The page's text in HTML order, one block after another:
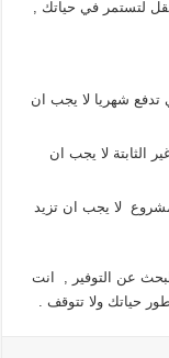
لتستمر في حياتك ,
تدفع شهريا لا يجب ان
الثابتة لا يجب ان
مشروع لا يجب ان تزيد
عن التوفير , انت
حياتك ولا تتوقف .